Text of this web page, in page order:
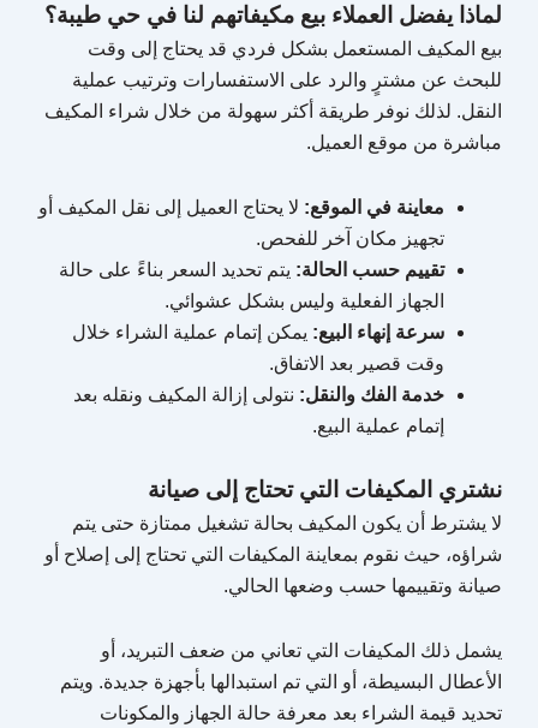
لماذا يفضل العملاء بيع مكيفاتهم لنا في حي طيبة؟
بيع المكيف المستعمل بشكل فردي قد يحتاج إلى وقت
للبحث عن مشترٍ والرد على الاستفسارات وترتيب عملية
النقل. لذلك نوفر طريقة أكثر سهولة من خلال شراء المكيف
مباشرة من موقع العميل.
معاينة في الموقع: لا يحتاج العميل إلى نقل المكيف أو
تجهيز مكان آخر للفحص.
تقييم حسب الحالة: يتم تحديد السعر بناءً على حالة
الجهاز الفعلية وليس بشكل عشوائي.
سرعة إنهاء البيع: يمكن إتمام عملية الشراء خلال
وقت قصير بعد الاتفاق.
خدمة الفك والنقل: نتولى إزالة المكيف ونقله بعد
إتمام عملية البيع.
نشتري المكيفات التي تحتاج إلى صيانة
لا يشترط أن يكون المكيف بحالة تشغيل ممتازة حتى يتم
شراؤه، حيث نقوم بمعاينة المكيفات التي تحتاج إلى إصلاح أو
صيانة وتقييمها حسب وضعها الحالي.
يشمل ذلك المكيفات التي تعاني من ضعف التبريد، أو
الأعطال البسيطة، أو التي تم استبدالها بأجهزة جديدة. ويتم
تحديد قيمة الشراء بعد معرفة حالة الجهاز والمكونات